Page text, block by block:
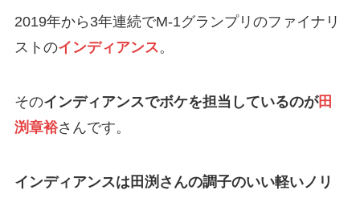
2019年から3年連続でM-1グランプリのファイナリ
ストのインディアンス。
そのインディアンスでボケを担当しているのが田
渕章裕さんです。
インディアンスは田渕さんの調子のいい軽いノリ